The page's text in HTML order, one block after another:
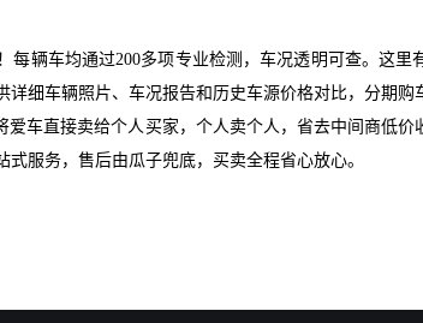
每辆车均通过200多项专业检测，车况透明可查。这
细车辆照片、车况报告和历史车源价格对比，分期购
爱车直接卖给个人买家，个人卖个人，省去中间商低
服务，售后由瓜子兜底，买卖全程省心放心。